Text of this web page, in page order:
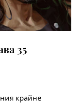
35
крайне